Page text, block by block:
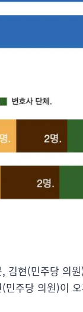
김현(민주당 의
주당 의원)이